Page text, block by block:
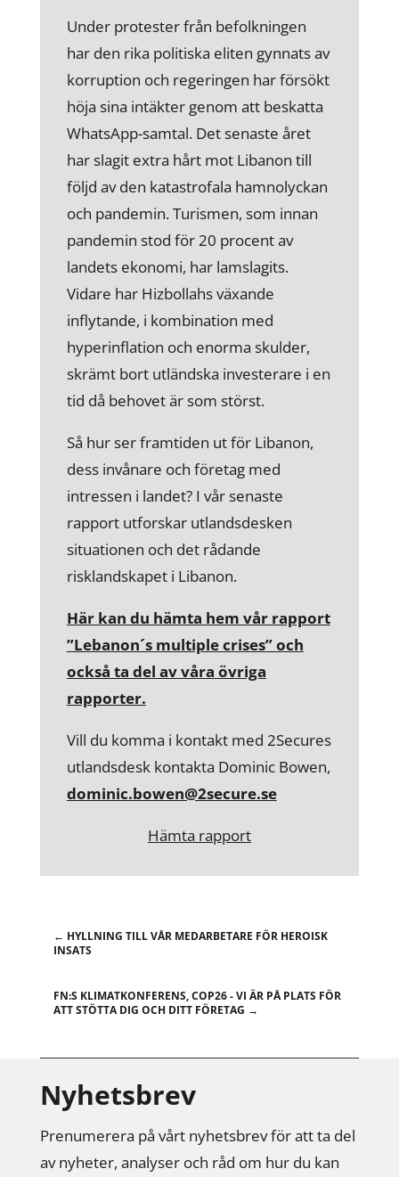
Under protester från befolkningen
har den rika politiska eliten gynnats av
korruption och regeringen har försökt
höja sina intäkter genom att beskatta
WhatsApp-samtal. Det senaste året
har slagit extra hårt mot Libanon till
följd av den katastrofala hamnolyckan
och pandemin. Turismen, som innan
pandemin stod för 20 procent av
landets ekonomi, har lamslagits.
Vidare har Hizbollahs växande
inflytande, i kombination med
hyperinflation och enorma skulder,
skrämt bort utländska investerare i en
tid då behovet är som störst.
Så hur ser framtiden ut för Libanon,
dess invånare och företag med
intressen i landet? I vår senaste
rapport utforskar utlandsdesken
situationen och det rådande
risklandskapet i Libanon.
Här kan du hämta hem vår rapport
”Lebanon´s multiple crises” och
också ta del av våra övriga
rapporter.
Vill du komma i kontakt med 2Secures
utlandsdesk kontakta Dominic Bowen,
dominic.bowen@2secure.se
Hämta rapport
← HYLLNING TILL VÅR MEDARBETARE FÖR HEROISK
INSATS
FN:S KLIMATKONFERENS, COP26 - VI ÄR PÅ PLATS FÖR
ATT STÖTTA DIG OCH DITT FÖRETAG →
Nyhetsbrev
Prenumerera på vårt nyhetsbrev för att ta del
av nyheter, analyser och råd om hur du kan